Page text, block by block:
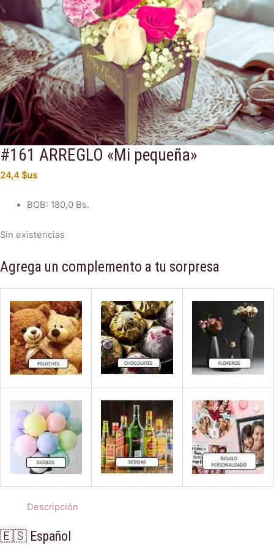
#161 ARREGLO «Mi pequeña»
24,4 $us
BOB: 180,0 Bs.
Sin existencias
Agrega un complemento a tu sorpresa
Descripción
🇪🇸 Español